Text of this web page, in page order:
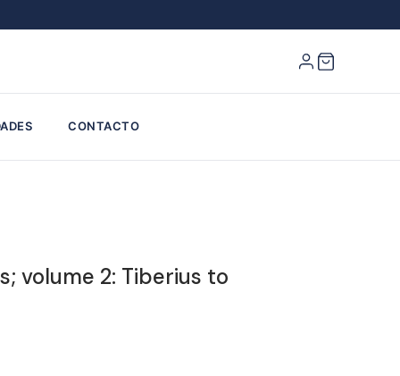
CONTACTO
volume 2: Tiberius to